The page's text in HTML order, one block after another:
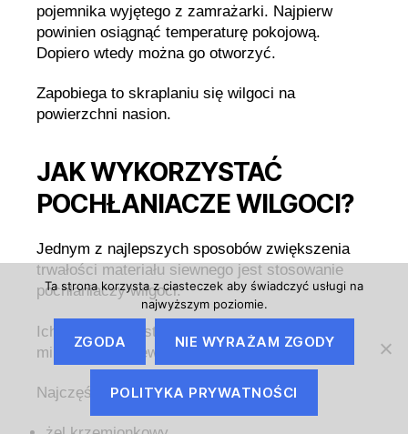
pojemnika wyjętego z zamrażarki. Najpierw
powinien osiągnąć temperaturę pokojową.
Dopiero wtedy można go otworzyć.
Zapobiega to skraplaniu się wilgoci na
powierzchni nasion.
JAK WYKORZYSTAĆ
POCHŁANIACZE WILGOCI?
Jednym z najlepszych sposobów zwiększenia
trwałości materiału siewnego jest stosowanie
pochłaniaczy wilgoci.
Ich zadaniem jest utrzymywanie suchego
mikroklimatu wewnątrz pojemnika.
Najczęściej wykorzystuje się:
Ta strona korzysta z ciasteczek aby świadczyć usługi na
najwyższym poziomie.
ZGODA NIE WYRAŻAM ZGODY
POLITYKA PRYWATNOŚCI